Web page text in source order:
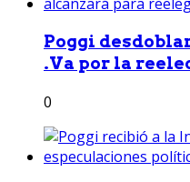
Poggi
.Va por la
0